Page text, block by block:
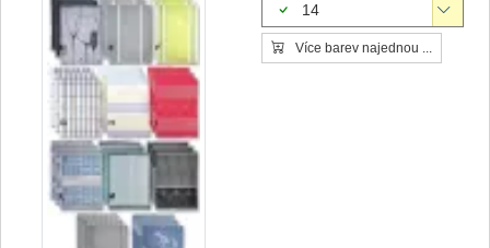
14
Více barev najednou ...